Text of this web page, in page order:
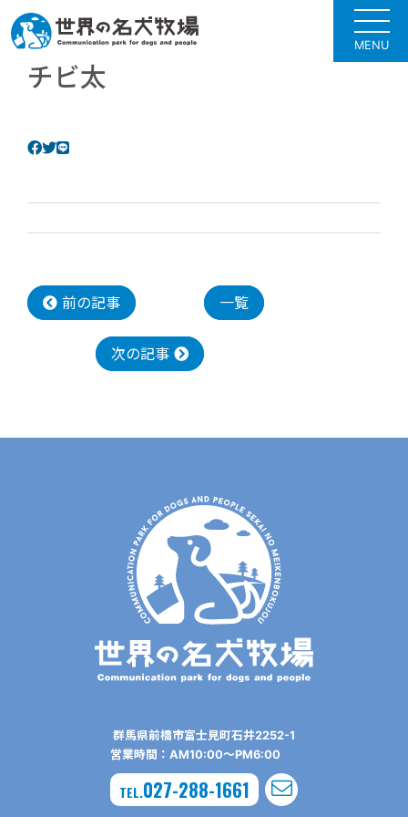
MENU
チビ太
前の記事 一覧
次の記事
群⾺県前橋市富⼠⾒町⽯井2252-1
営業時間：AM10:00〜PM6:00
TEL.027-288-1661